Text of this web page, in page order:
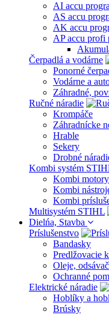
AI accu
AS accu
AK accu
AP accu
Čerpadlá a vodárne
Ponorné
Vodárne a
Záhradné,
Ručné náradie
Krompáče
Záhradnícke
Hrable
Sekery
Drobné
Kombi systém
Kombi motory
Kombi
Kombi
Multisystém STIHL
Dielńa, Stavba
Príslušenstvo
Bandasky
Predlžovacie
Oleje,
Ochranné
Elektrické náradie
Hoblíky a
Brúsky